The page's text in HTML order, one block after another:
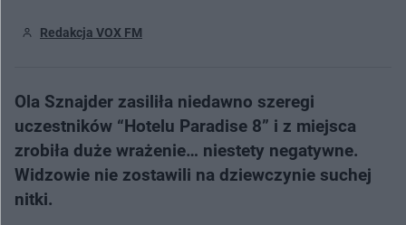
Redakcja VOX FM
Ola Sznajder zasiliła niedawno szeregi
uczestników “Hotelu Paradise 8” i z miejsca
zrobiła duże wrażenie… niestety negatywne.
Widzowie nie zostawili na dziewczynie suchej
nitki.